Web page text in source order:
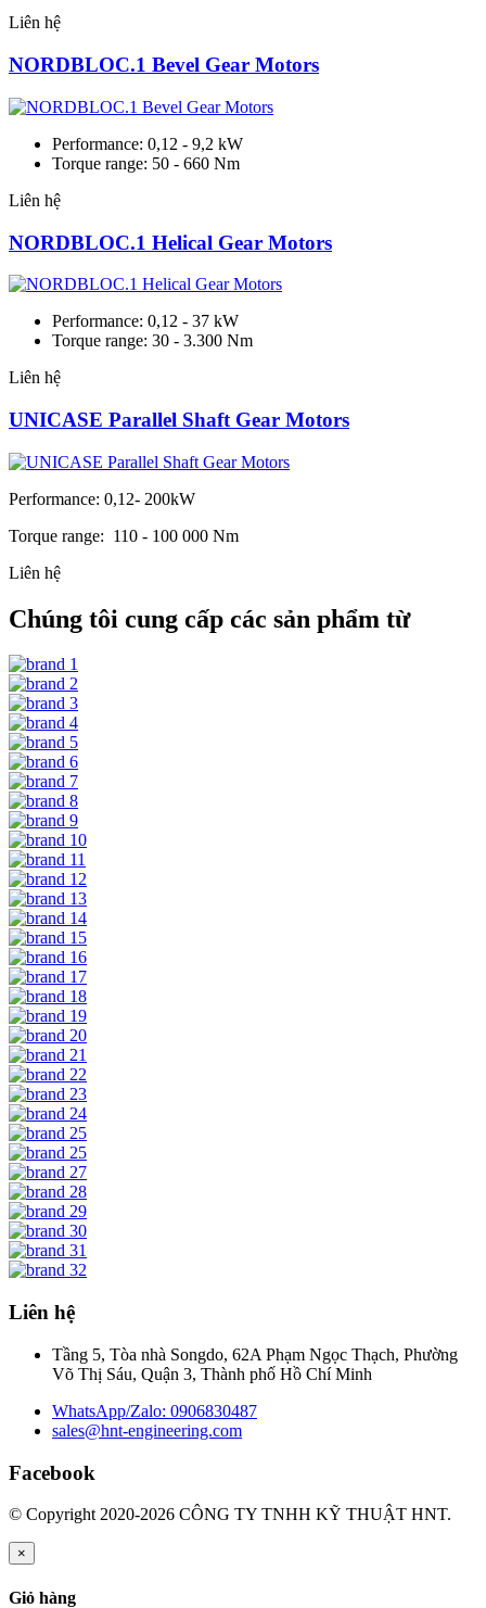
Liên hệ
NORDBLOC.1 Bevel Gear Motors
Performance: 0,12 - 9,2 kW
Torque range: 50 - 660 Nm
Liên hệ
NORDBLOC.1 Helical Gear Motors
Performance: 0,12 - 37 kW
Torque range: 30 - 3.300 Nm
Liên hệ
UNICASE Parallel Shaft Gear Motors
Performance: 0,12- 200kW
Torque range: 110 - 100 000 Nm
Liên hệ
Chúng tôi cung cấp các sản phẩm từ
Liên hệ
Tầng 5, Tòa nhà Songdo, 62A Phạm Ngọc Thạch, Phường
Võ Thị Sáu, Quận 3, Thành phố Hồ Chí Minh
WhatsApp/Zalo: 0906830487
sales@hnt-engineering.com
Facebook
© Copyright 2020-2026 CÔNG TY TNHH KỸ THUẬT HNT.
×
Giỏ hàng